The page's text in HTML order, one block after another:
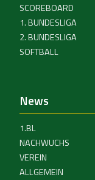
SCOREBOARD
1. BUNDESLIGA
2. BUNDESLIGA
SOFTBALL
News
1.BL
NACHWUCHS
VEREIN
ALLGEMEIN